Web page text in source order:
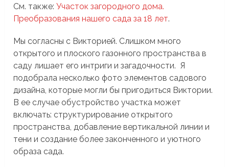
См. также:Участок загородного дома.
Преобразования нашего сада за 18 лет.
Мы согласны с Викторией. Слишком много
открытого и плоского газонного пространства в
саду лишает его интриги и загадочности. Я
подобрала несколько фото элементов садового
дизайна, которые могли бы пригодиться Виктории.
В ее случае обустройство участка может
включать: структурирование открытого
пространства, добавление вертикальной линии и
тени и создание более законченного и уютного
образа сада.